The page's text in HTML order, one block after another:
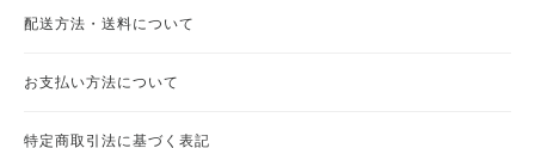
配送方法・送料について
お支払い方法について
特定商取引法に基づく表記